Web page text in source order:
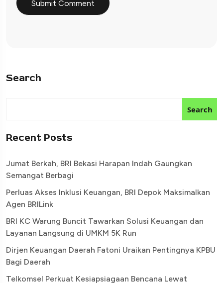
Search
Search
Recent Posts
Jumat Berkah, BRI Bekasi Harapan Indah Gaungkan
Semangat Berbagi
Perluas Akses Inklusi Keuangan, BRI Depok Maksimalkan
Agen BRILink
BRI KC Warung Buncit Tawarkan Solusi Keuangan dan
Layanan Langsung di UMKM 5K Run
Dirjen Keuangan Daerah Fatoni Uraikan Pentingnya KPBU
Bagi Daerah
Telkomsel Perkuat Kesiapsiagaan Bencana Lewat